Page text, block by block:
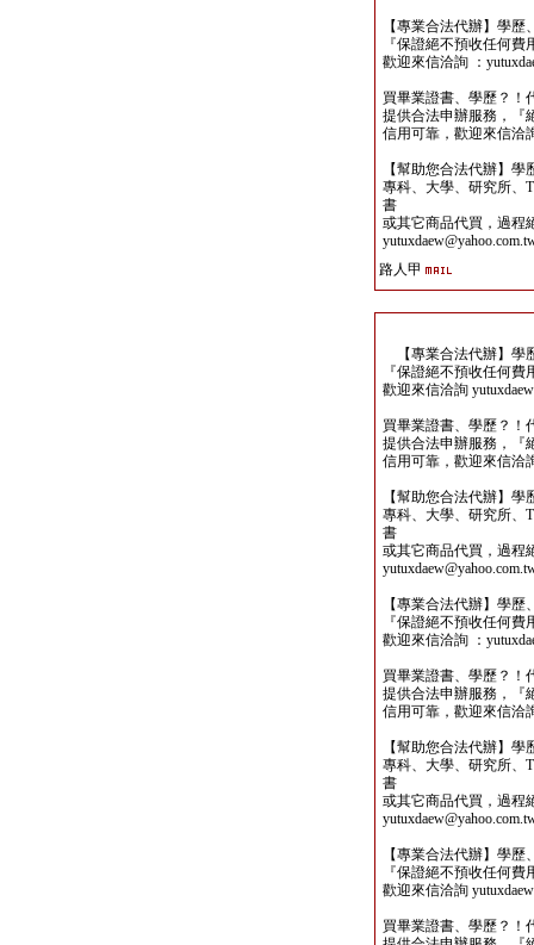
【專業合法代辦】學
『保證絕不預收任何
歡迎來信洽詢 ：
買畢業證書、學歷？！
提供合法申辦服務，『
信用可靠，歡迎來信洽
【幫助您合法代辦】
專科、大學、研究所、
書
或其它商品代買，過程
路人甲
【專業合法代辦】學
『保證絕不預收任何
歡迎來信洽詢
買畢業證書、學歷？！
提供合法申辦服務，『
信用可靠，歡迎來信洽
【幫助您合法代辦】
專科、大學、研究所、
書
或其它商品代買，過程
【專業合法代辦】學
『保證絕不預收任何
歡迎來信洽詢 ：
買畢業證書、學歷？！
提供合法申辦服務，『
信用可靠，歡迎來信洽
【幫助您合法代辦】
專科、大學、研究所、
書
或其它商品代買，過程
【專業合法代辦】學
『保證絕不預收任何
歡迎來信洽詢
買畢業證書、學歷？！